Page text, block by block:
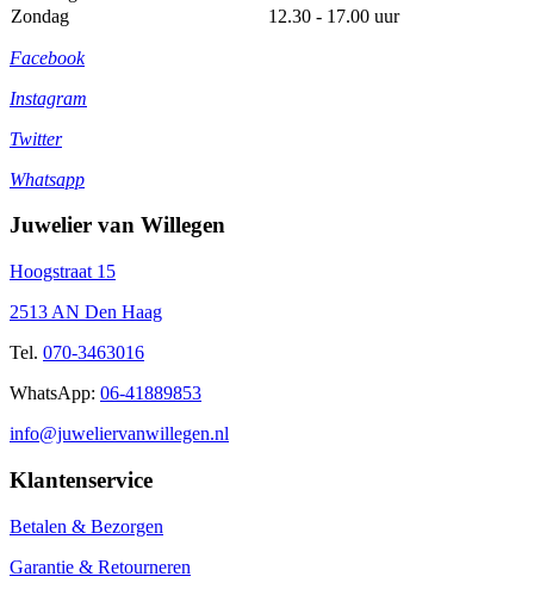
Zondag
12.30 - 17.00 uur
Facebook
Instagram
Twitter
Whatsapp
Juwelier van Willegen
Hoogstraat 15
2513 AN Den Haag
Tel. 070-3463016
WhatsApp: 06-41889853
info@juweliervanwillegen.nl
Klantenservice
Betalen & Bezorgen
Garantie & Retourneren